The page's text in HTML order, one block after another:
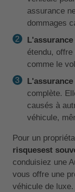
assurance
dommages
étendu,
comme le
complète.
causés à
véhicule,
Pour un
risquesest
conduisiez une
vous offre une
véhicule de luxe.